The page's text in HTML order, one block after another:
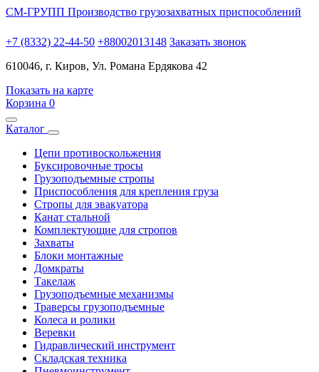
СМ-ГРУПП Производство грузозахватных приспособлений
+7 (8332) 22-44-50 +88002013148 Заказать звонок
610046, г. Киров, Ул. Романа Ердякова 42
Показать на карте
Корзина 0
Каталог
Цепи противоскольжения
Буксировочные тросы
Грузоподъемные стропы
Приспособления для крепления груза
Стропы для эвакуатора
Канат стальной
Комплектующие для стропов
Захваты
Блоки монтажные
Домкраты
Такелаж
Грузоподъемные механизмы
Траверсы грузоподъемные
Колеса и ролики
Веревки
Гидравлический инструмент
Складская техника